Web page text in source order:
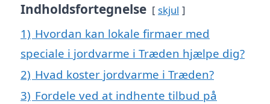
Indholdsfortegnelse skjul
1) Hvordan kan lokale firmaer med
speciale i jordvarme i Træden hjælpe dig?
2) Hvad koster jordvarme i Træden?
3) Fordele ved at indhente tilbud på